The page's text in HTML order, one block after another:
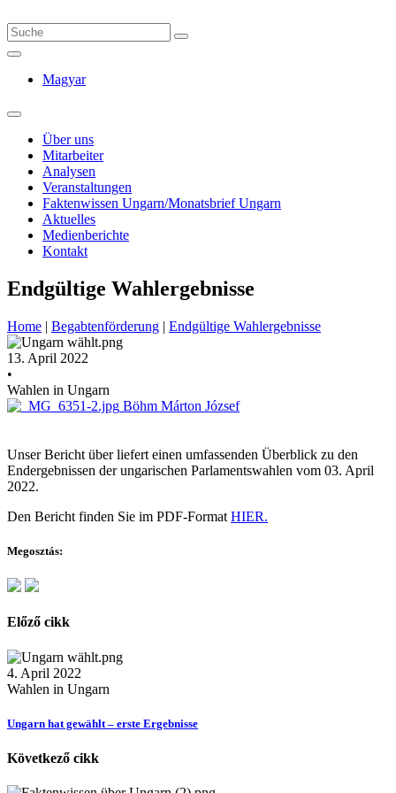
Magyar
Über uns
Mitarbeiter
Analysen
Veranstaltungen
Faktenwissen Ungarn/Monatsbrief Ungarn
Aktuelles
Medienberichte
Kontakt
Endgültige Wahlergebnisse
Home | Begabtenförderung | Endgültige Wahlergebnisse
13. April 2022
•
Wahlen in Ungarn
Böhm Márton József
Unser Bericht über liefert einen umfassenden Überblick zu den
Endergebnissen der ungarischen Parlamentswahlen vom 03. April
2022.
Den Bericht finden Sie im PDF-Format HIER.
Megosztás:
Előző cikk
4. April 2022
Wahlen in Ungarn
Ungarn hat gewählt – erste Ergebnisse
Következő cikk